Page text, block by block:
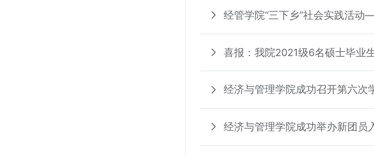
经管学院“三下乡”社会实践活
喜报：我院2021级6名硕士毕业
经济与管理学院成功召开第六次
经济与管理学院成功举办新团员